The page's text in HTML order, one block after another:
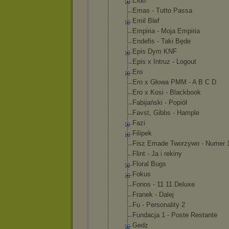
Emas - Tutto Passa
Emil Blef
Empiria - Moja Empiria
Endefis - Taki Będe
Epis Dym KNF
Epis x Intruz - Logout
Ero
Ero x Głowa PMM - A B C D
Ero x Kosi - Blackbook
Fabijański - Popiół
Favst, Gibbs - Hample
Fazi
Filipek
Fisz Emade Tworzywo - Numer
Flint - Ja i rekiny
Floral Bugs
Fokus
Fonos - 11 11 Deluxe
Franek - Dalej
Fu - Personality 2
Fundacja 1 - Poste Restante
Gedz